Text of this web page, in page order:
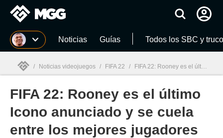
MGG Noticias Guías Todos los SBC y
MGG
/ Noticias videojuegos / FIFA 22 / FIFA 22: Rooney es el último Icono anunciado y se cuela entre los mejores jugadores de Ultimate Team
FIFA 22: Rooney es el último
Icono anunciado y se cuela
entre los mejores jugadores